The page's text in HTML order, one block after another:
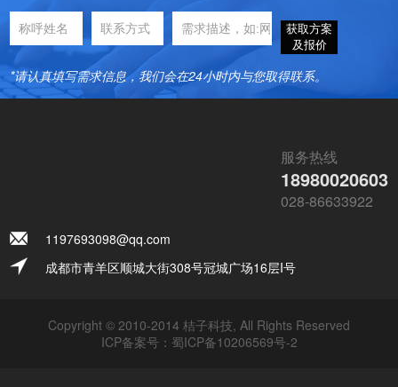
获取方案
及报价
*请认真填写需求信息，我们会在24小时内与您取得联系。
服务热线
18980020603
028-86633922
1197693098@qq.com
成都市青羊区顺城大街308号冠城广场16层I号
Copyright © 2010-2014 桔子科技, All Rights Reserved
ICP备案号： 蜀ICP备10206569号-2